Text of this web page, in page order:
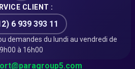
CLIENT :
6 939 393 11
demandes du lundi au vendredi de
9h00 à 16h00